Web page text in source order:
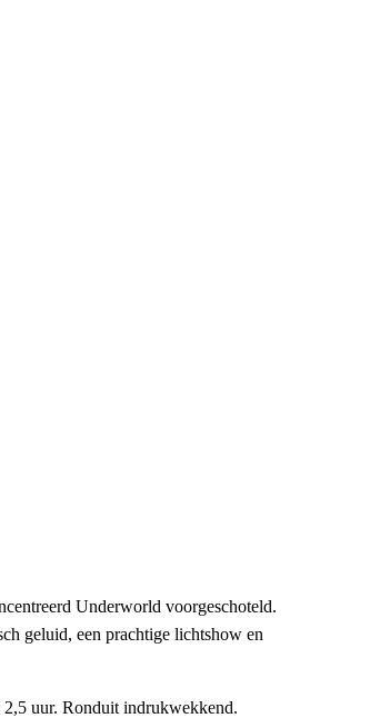
Underworld voorgeschoteld.
geluid, een prachtige lichtshow en
uur. Ronduit indrukwekkend.